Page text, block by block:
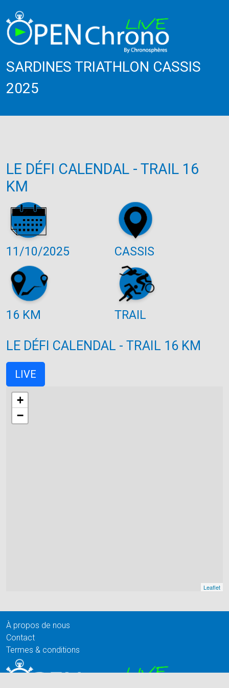
SARDINES TRIATHLON CASSIS
2025
LE DÉFI CALENDAL - TRAIL 16
KM
11/10/2025 CASSIS
16 KM TRAIL
LE DÉFI CALENDAL - TRAIL 16 KM
LIVE
+
−
Leaflet
À propos de nous
Contact
Termes & conditions